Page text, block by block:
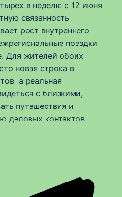
в неделю с 12 июня
связанность
рост внутреннего
поездки
Для жителей обоих
новая строка в
а реальная
с близкими,
путешествия и
деловых контактов.